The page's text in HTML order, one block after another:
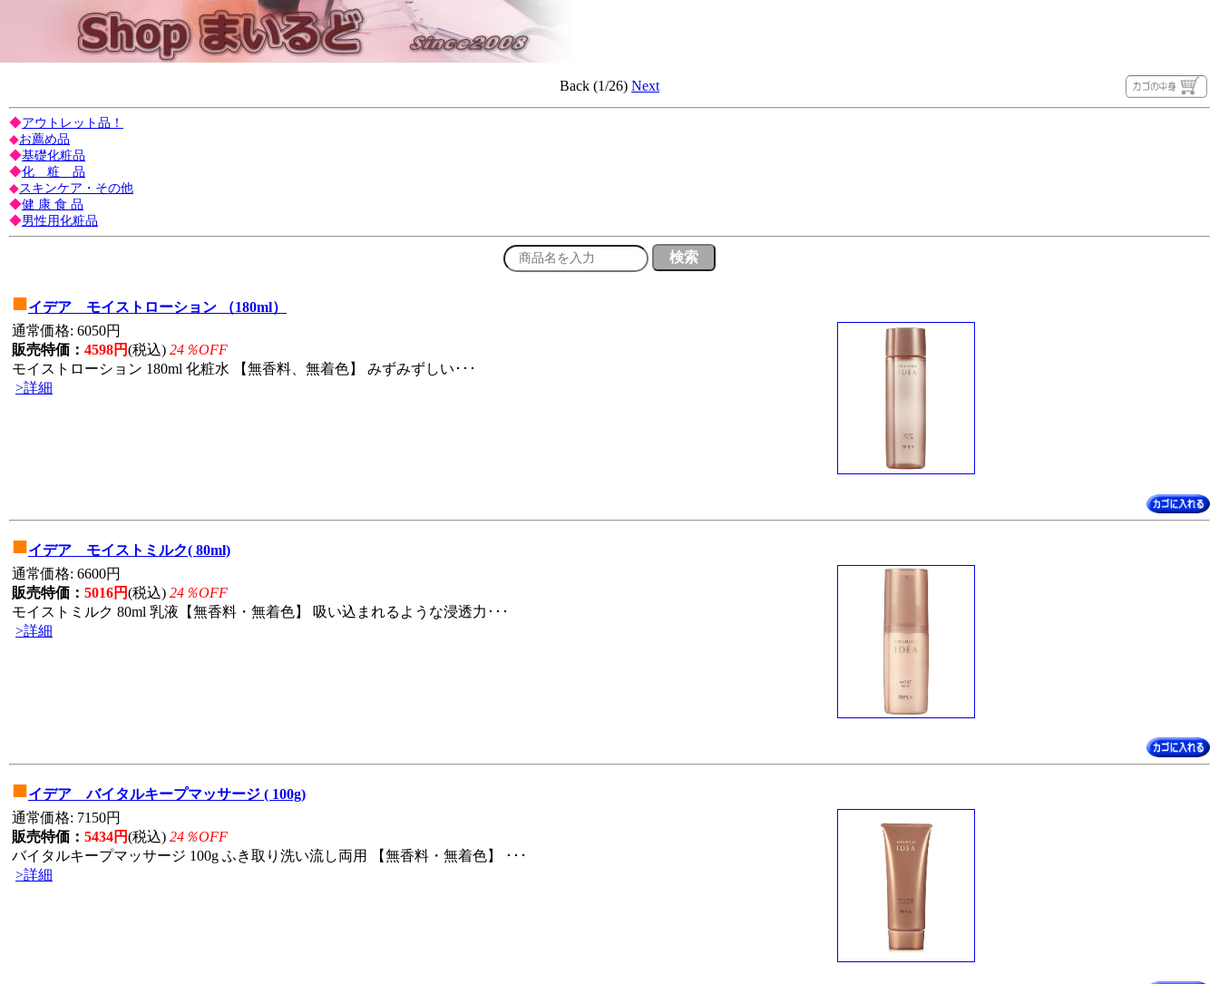
Back (1/26) Next
◆アウトレット品！
◆お薦め品
◆基礎化粧品
◆化 粧 品
◆スキンケア・その他
◆健 康 食 品
◆男性用化粧品
■イデア モイストローション （180ml）
通常価格: 6050円
販売特価： 4598円(税込) 24％OFF
モイストローション 180ml 化粧水 【無香料、無着色】 みずみずしい･･･
>詳細
■イデア モイストミルク( 80ml)
通常価格: 6600円
販売特価： 5016円(税込) 24％OFF
モイストミルク 80ml 乳液【無香料・無着色】 吸い込まれるような浸透力･･･
>詳細
■イデア バイタルキープマッサージ ( 100g)
通常価格: 7150円
販売特価： 5434円(税込) 24％OFF
バイタルキープマッサージ 100g ふき取り洗い流し両用 【無香料・無着色】 ･･･
>詳細